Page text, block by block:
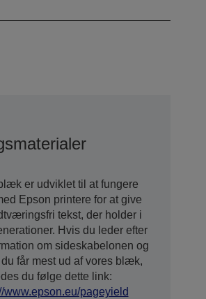
er udviklet til at fungere
Epson printere for at give
tekst, der holder i
Hvis du leder efter
om sideskabelonen og
får mest ud af vores blæk,
du følge dette link:
www.epson.eu/pageyield